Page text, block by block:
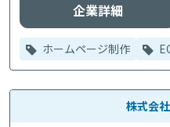
企業詳細
ホームページ制作
株式会